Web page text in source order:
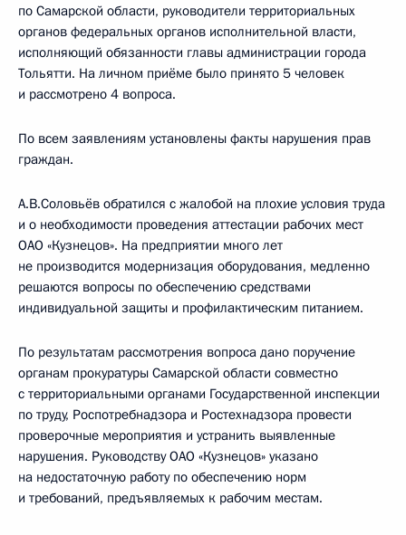
по Самарской области, руководители территориальных
органов федеральных органов исполнительной власти,
исполняющий обязанности главы администрации города
Тольятти. На личном приёме было принято 5 человек
и рассмотрено 4 вопроса.
По всем заявлениям установлены факты нарушения прав
граждан.
А.В.Соловьёв обратился с жалобой на плохие условия труда
и о необходимости проведения аттестации рабочих мест
ОАО «Кузнецов». На предприятии много лет
не производится модернизация оборудования, медленно
решаются вопросы по обеспечению средствами
индивидуальной защиты и профилактическим питанием.
По результатам рассмотрения вопроса дано поручение
органам прокуратуры Самарской области совместно
с территориальными органами Государственной инспекции
по труду, Роспотребнадзора и Ростехнадзора провести
проверочные мероприятия и устранить выявленные
нарушения. Руководству ОАО «Кузнецов» указано
на недостаточную работу по обеспечению норм
и требований, предъявляемых к рабочим местам.